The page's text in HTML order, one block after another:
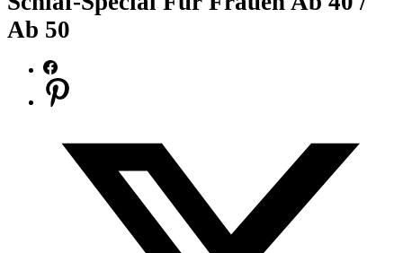
Ab 50